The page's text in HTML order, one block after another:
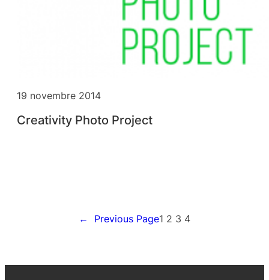
19 novembre 2014
Creativity Photo Project
← Previous Page1 2 3 4